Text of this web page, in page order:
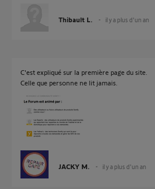
Thibault L. il y a plus d'un an
C'est expliqué sur la première page du site.
Celle que personne ne lit jamais.
JACKY M. il y a plus d'un an